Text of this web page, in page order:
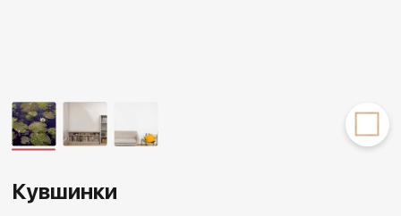
Другие проекты
Rakov
Кувшинки